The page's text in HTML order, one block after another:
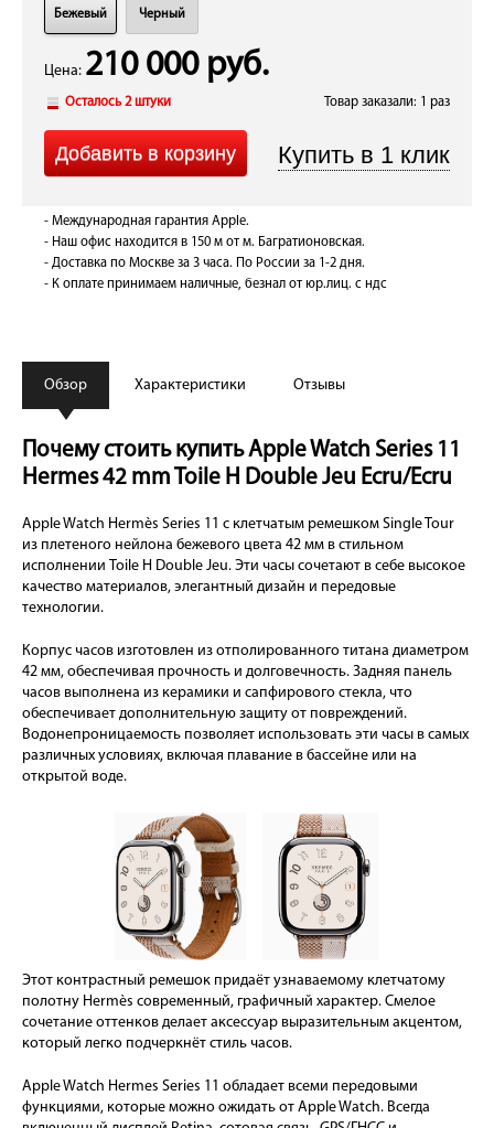
Бежевый Черный
Цена: 210 000 руб.
Осталось 2 штуки Товар заказали: 1 раз
- Международная гарантия Apple.
- Наш офис находится в 150 м от м. Багратионовская.
- Доставка по Москве за 3 часа. По России за 1-2 дня.
- К оплате принимаем наличные, безнал от юр.лиц. с ндс
Обзор Характеристики Отзывы
Почему стоить купить Apple Watch Series 11
Hermes 42 mm Toile H Double Jeu Ecru/Ecru
Apple Watch Hermès Series 11 с клетчатым ремешком Single Tour
из плетеного нейлона бежевого цвета 42 мм в стильном
исполнении Toile H Double Jeu. Эти часы сочетают в себе высокое
качество материалов, элегантный дизайн и передовые
технологии.
Корпус часов изготовлен из отполированного титана диаметром
42 мм, обеспечивая прочность и долговечность. Задняя панель
часов выполнена из керамики и сапфирового стекла, что
обеспечивает дополнительную защиту от повреждений.
Водонепроницаемость позволяет использовать эти часы в самых
различных условиях, включая плавание в бассейне или на
открытой воде.
Этот контрастный ремешок придаёт узнаваемому клетчатому
полотну Hermès современный, графичный характер. Смелое
сочетание оттенков делает аксессуар выразительным акцентом,
который легко подчеркнёт стиль часов.
Apple Watch Hermes Series 11 обладает всеми передовыми
функциями, которые можно ожидать от Apple Watch. Всегда